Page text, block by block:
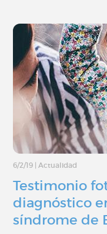
6/2/19 Actualidad
Testimonio
diagnóstico
síndrome de